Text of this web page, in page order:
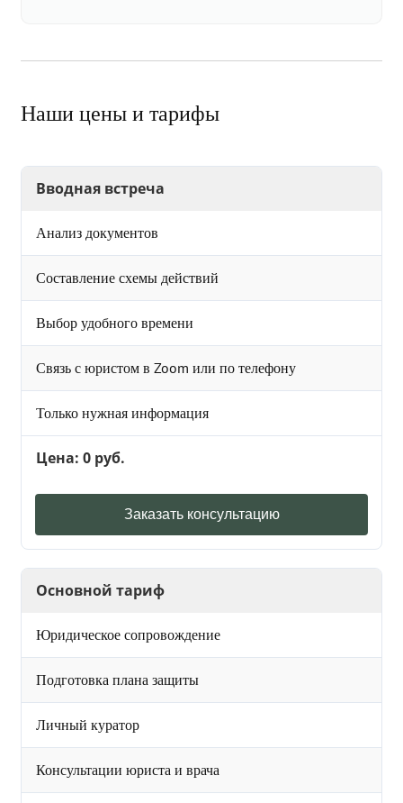
Наши цены и тарифы
Вводная встреча
Анализ документов
Составление схемы действий
Выбор удобного времени
Связь с юристом в Zoom или по телефону
Только нужная информация
Цена: 0 руб.
Заказать консультацию
Основной тариф
Юридическое сопровождение
Подготовка плана защиты
Личный куратор
Консультации юриста и врача